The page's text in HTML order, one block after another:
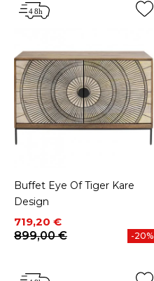
Buffet Eye Of Tiger Kare
Design
Prix
719,20 €
Prix de base
899,00 €
-20%